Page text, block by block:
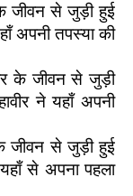
के जीवन से जुड़ी हुई
अपनी तपस्या की
के जीवन से जुड़ी
ने यहाँ अपनी
जीवन से जुड़ी हुई
से अपना पहला